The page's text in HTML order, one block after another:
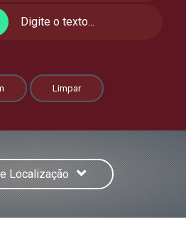
Limpar
Localização